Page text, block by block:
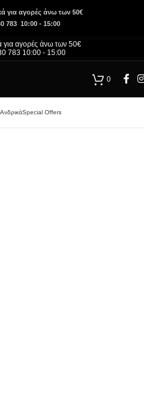
για αγορές άνω των 50€
783 10:00 - 15:00
για αγορές άνω των 50€
783 10:00 - 15:00
0
ΑνδρικάSpecial Offers